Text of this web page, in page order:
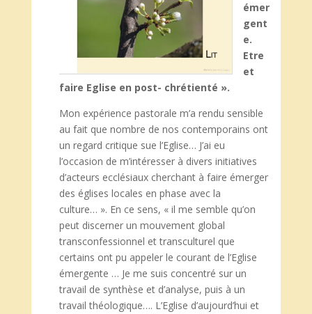
émer
gent
e.
Etre
et
faire Eglise en post- chrétienté ».
Mon expérience pastorale m’a rendu sensible
au fait que nombre de nos contemporains ont
un regard critique sue l’Eglise… J’ai eu
l’occasion de m’intéresser à divers initiatives
d’acteurs ecclésiaux cherchant à faire émerger
des églises locales en phase avec la
culture… ». En ce sens, « il me semble qu’on
peut discerner un mouvement global
transconfessionnel et transculturel que
certains ont pu appeler le courant de l’Eglise
émergente … Je me suis concentré sur un
travail de synthèse et d’analyse, puis à un
travail théologique…. L’Eglise d’aujourd’hui et